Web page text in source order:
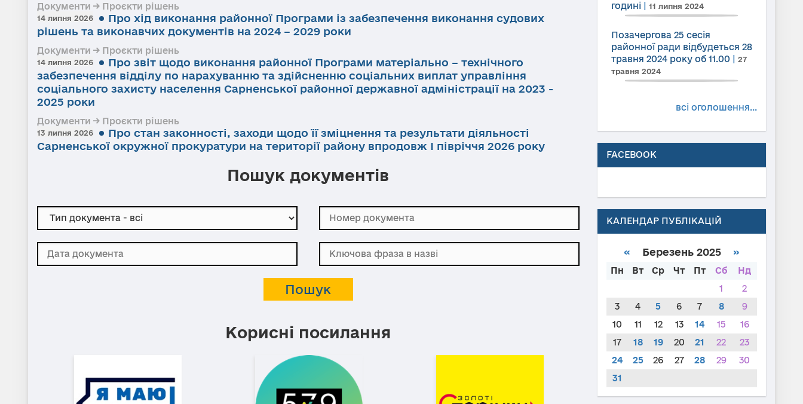
Документи → Проєкти рішень
14 липня 2026
Про хід виконання районної Програми із забезпечення виконання судових
рішень та виконавчих документів на 2024 – 2029 роки
Документи → Проєкти рішень
14 липня 2026
Про звіт щодо виконання районної Програми матеріально – технічного
забезпечення відділу по нарахуванню та здійсненню соціальних виплат управління
соціального захисту населення Сарненської районної державної адміністрації на 2023 -
2025 роки
Документи → Проєкти рішень
13 липня 2026
Про стан законності, заходи щодо її зміцнення та результати діяльності
Сарненської окружної прокуратури на території району впродовж І півріччя 2026 року
Пошук документів
Корисні посилання
годині| 11 липня 2024
Позачергова 25 сесія
районної ради відбудеться 28
травня 2024 року об 11.00
27
травня 2024
всі оголошення...
FACEBOOK
КАЛЕНДАР ПУБЛІКАЦІЙ
« Березень 2025 »
Пн Вт Ср Чт Пт Сб
Нд
1
2
3
4 5 6 7 8
9
10
11 12 13 14 15
16
17
18 19 20 21 22
23
24
25 26 27 28 29
30
31